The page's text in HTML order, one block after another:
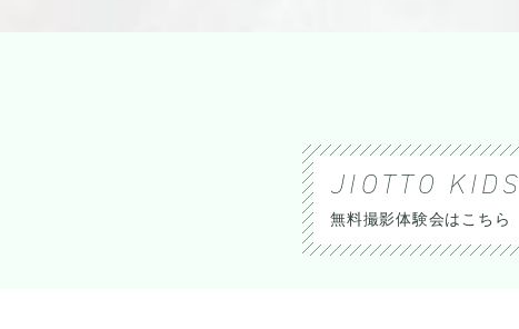
JIOTTO KIDS
無料撮影体験会はこちら